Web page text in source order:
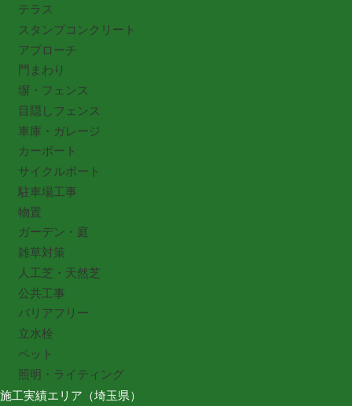
テラス
スタンプコンクリート
アプローチ
門まわり
塀・フェンス
目隠しフェンス
車庫・ガレージ
カーポート
サイクルポート
駐車場工事
物置
ガーデン・庭
雑草対策
人工芝・天然芝
公共工事
バリアフリー
立水栓
ペット
照明・ライティング
施工実績エリア（埼玉県）